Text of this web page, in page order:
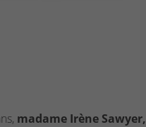
madame Irène Sawyer,